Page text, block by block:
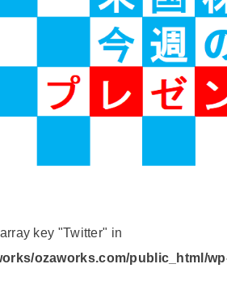
key "Twitter" in
ozaworks.com/public_html/